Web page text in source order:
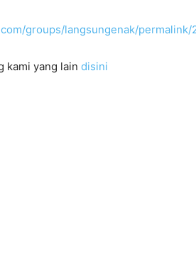
groups/langsungenak/
kami yang lain disini